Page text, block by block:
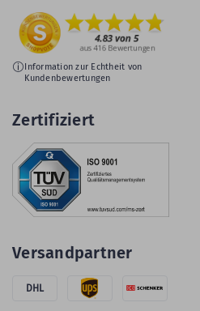
Information zur Echtheit von
Kundenbewertungen
Zertifiziert
Versandpartner
DHL